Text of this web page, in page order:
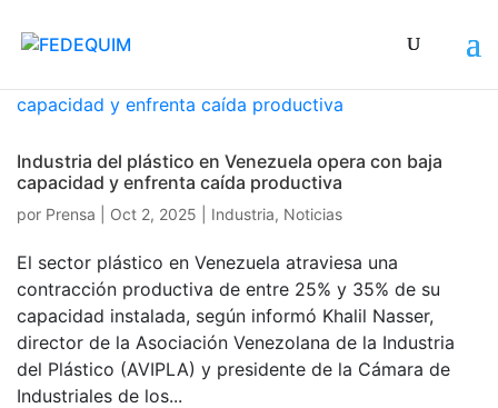
Industria del plástico en Venezuela opera con baja
capacidad y enfrenta caída productiva
por Prensa Oct 2, 2025 Industria, Noticias
El sector plástico en Venezuela atraviesa una
contracción productiva de entre 25% y 35% de su
capacidad instalada, según informó Khalil Nasser,
director de la Asociación Venezolana de la Industria
del Plástico (AVIPLA) y presidente de la Cámara de
Industriales de los...